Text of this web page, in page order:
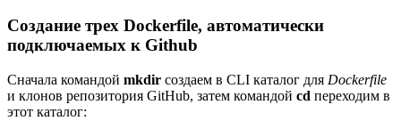
Создание трех Dockerfile, автоматически
подключаемых к Github
Сначала командой mkdir создаем в CLI каталог для Dockerfile
и клонов репозитория GitHub, затем командой cd переходим в
этот каталог: